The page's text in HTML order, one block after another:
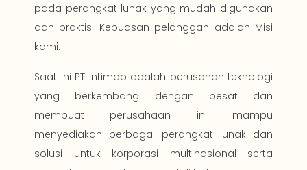
pada perangkat lunak yang mudah digunakan
dan praktis. Kepuasan pelanggan adalah Misi
kami.
Saat ini PT Intimap adalah perusahan teknologi
yang berkembang dengan pesat dan
membuat perusahaan ini mampu
menyediakan berbagai perangkat lunak dan
solusi untuk korporasi multinasional serta